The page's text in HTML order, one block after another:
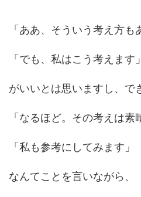
「ああ、そういう考え方も
「でも、私はこう考えます」
がいいとは思いますし、で
「なるほど。その考えは素
「私も参考にしてみます」
なんてことを言いながら、